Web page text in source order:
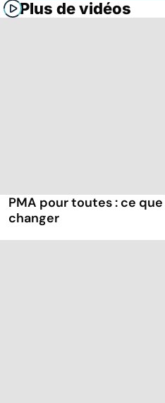
Plus de vidéos
PMA pour toutes : ce
changer